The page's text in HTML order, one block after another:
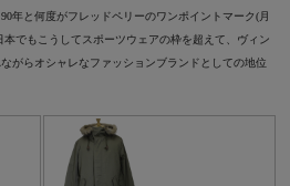
年と何度がフレッドペリーのワンポイントマーク(月
でもこうしてスポーツウェアの枠を超えて、ヴィン
がらオシャレなファッションブランドとしての地位